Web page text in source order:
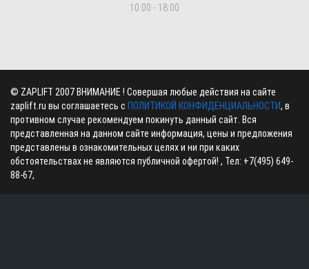
10:00 - 18:00
© ZAPLIFT 2007 ВНИМАНИЕ ! Совершая любые действия на сайте
zaplift.ru вы соглашаетесь с ПОЛИТИКОЙ КОНФИДЕНЦИАЛЬНОСТИ, в
противном случае рекомендуем покинуть данный сайт. Вся
представленная на данном сайте информация, цены и предложения
представлены в ознакомительных целях и ни при каких
обстоятельствах не являются публичной офертой! , Тел: +7(495) 649-
88-67,